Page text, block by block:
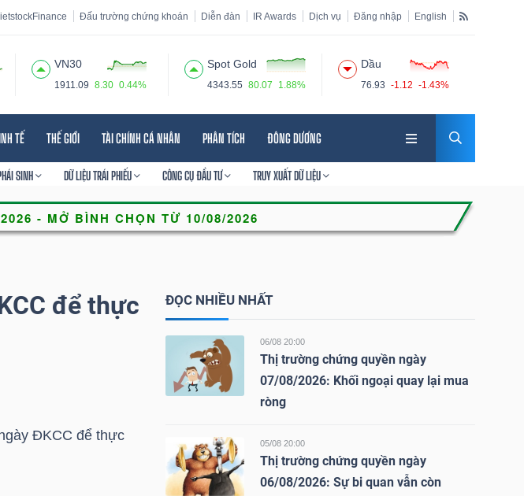
Đấu trường chứng khoán Diễn đàn IR Awards Dịch vụ Đăng nhập English
VN30
1911.09 8.30 0.44%
Spot Gold
4343.55 80.07 1.88%
Dầu
76.93 -1.12 -1.43%
TẾ THẾ GIỚI TÀI CHÍNH CÁ NHÂN PHÂN TÍCH ĐÔNG DƯƠNG
SINH DỮ LIỆU TRÁI PHIẾU CÔNG CỤ ĐẦU TƯ TRUY XUẤT DỮ LIỆU
để thực
ĐKCC để thực
ĐỌC NHIỀU NHẤT
06/08 20:00
Thị trường chứng quyền ngày
07/08/2026: Khối ngoại quay lại mua
ròng
05/08 20:00
Thị trường chứng quyền ngày
06/08/2026: Sự bi quan vẫn còn